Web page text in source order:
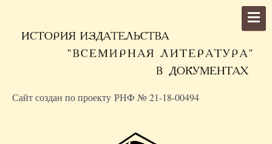
Сайт создан по проекту РНФ № 21-18-00494